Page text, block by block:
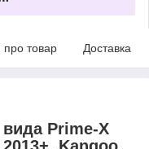
про товар Доставка
Prime-X